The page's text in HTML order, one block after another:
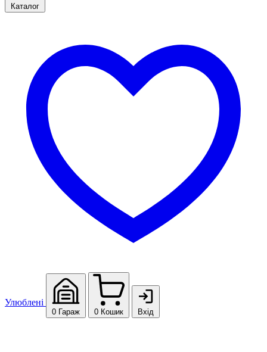
Каталог
Улюблені
0 Гараж 0 Кошик Вхід